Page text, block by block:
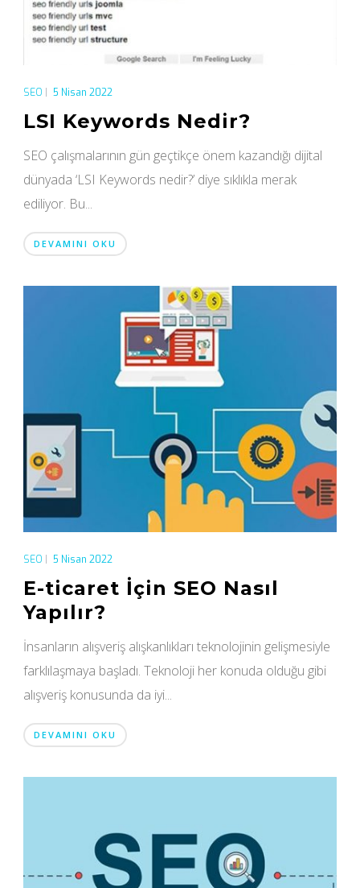
SEO 5 Nisan 2022
LSI Keywords Nedir?
SEO çalışmalarının gün geçtikçe önem kazandığı dijital
dünyada ‘LSI Keywords nedir?’ diye sıklıkla merak
ediliyor. Bu...
DEVAMINI OKU
SEO 5 Nisan 2022
E-ticaret İçin SEO Nasıl
Yapılır?
İnsanların alışveriş alışkanlıkları teknolojinin gelişmesiyle
farklılaşmaya başladı. Teknoloji her konuda olduğu gibi
alışveriş konusunda da iyi...
DEVAMINI OKU